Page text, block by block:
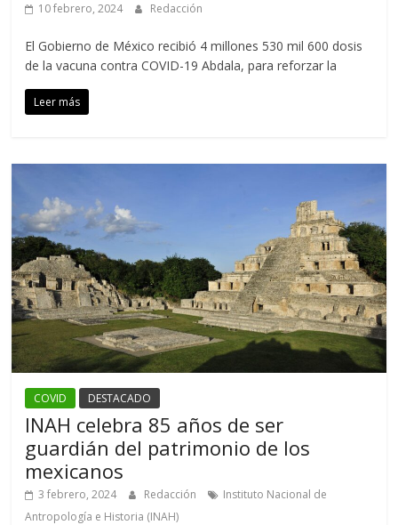
10 febrero, 2024 Redacción
El Gobierno de México recibió 4 millones 530 mil 600 dosis
de la vacuna contra COVID-19 Abdala, para reforzar la
Leer más
COVID DESTACADO
INAH celebra 85 años de ser
guardián del patrimonio de los
mexicanos
3 febrero, 2024 Redacción
Instituto Nacional de
Antropología e Historia (INAH)